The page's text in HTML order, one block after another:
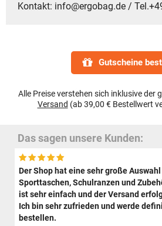
Kontakt: info@ergobag.de /
Gutscheine
Alle Preise verstehen sich inklusive der
Versand (ab 39,00 € Bestellwert
Das sagen unsere Kunden:
Der Shop hat eine sehr große
Sporttaschen, Schulranzen und
ist sehr einfach und der Versand
Ich bin sehr zufrieden und werde
bestellen.